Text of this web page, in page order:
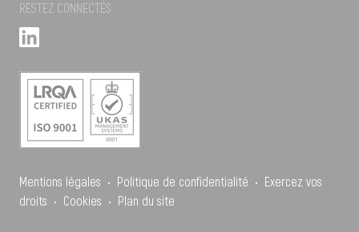
RESTEZ CONNECTÉS
Mentions légales • Politique de confidentialité • Exercez vos
droits • Cookies • Plan du site